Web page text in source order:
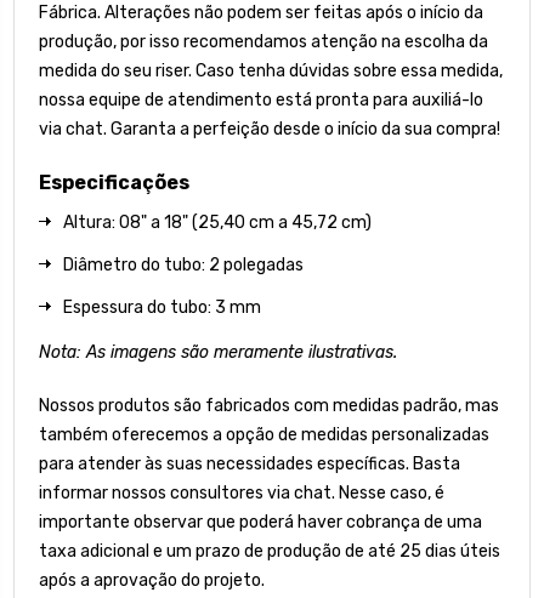
Fábrica. Alterações não podem ser feitas após o início da
produção, por isso recomendamos atenção na escolha da
medida do seu riser. Caso tenha dúvidas sobre essa medida,
nossa equipe de atendimento está pronta para auxiliá-lo
via chat. Garanta a perfeição desde o início da sua compra!
Especificações
Altura: 08" a 18" (25,40 cm a 45,72 cm)
Diâmetro do tubo: 2 polegadas
Espessura do tubo: 3 mm
Nota: As imagens são meramente ilustrativas.
Nossos produtos são fabricados com medidas padrão, mas
também oferecemos a opção de medidas personalizadas
para atender às suas necessidades específicas. Basta
informar nossos consultores via chat. Nesse caso, é
importante observar que poderá haver cobrança de uma
taxa adicional e um prazo de produção de até 25 dias úteis
após a aprovação do projeto.